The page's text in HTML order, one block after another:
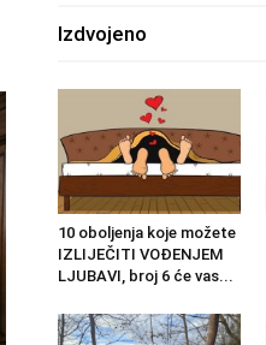
Izdvojeno
10 oboljenja koje možete
IZLIJEČITI VOĐENJEM
LJUBAVI, broj 6 će vas...